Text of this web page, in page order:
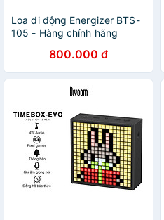
Loa di động Energizer BTS-
105 - Hàng chính hãng
800.000 đ